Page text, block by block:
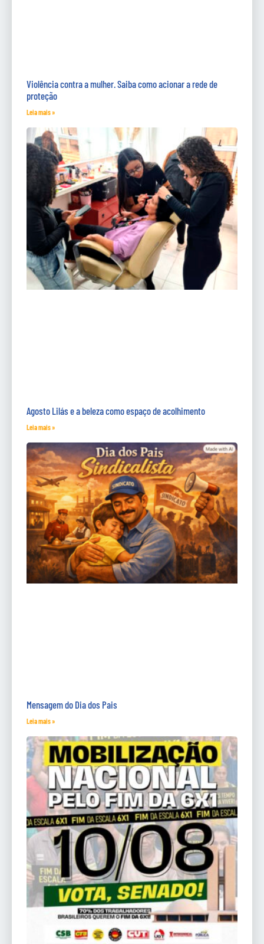
Violência contra a mulher. Saiba como acionar a rede de
proteção
Leia mais »
Agosto Lilás e a beleza como espaço de acolhimento
Leia mais »
Mensagem do Dia dos Pais
Leia mais »